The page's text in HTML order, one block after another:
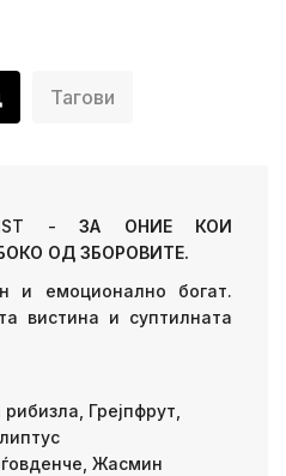
Тагови
- ЗА ОНИЕ КОИ
ОД ЗБОРОВИТЕ.
и емоционално богат.
вистина и суптилната
Грејпфрут,
Жасмин